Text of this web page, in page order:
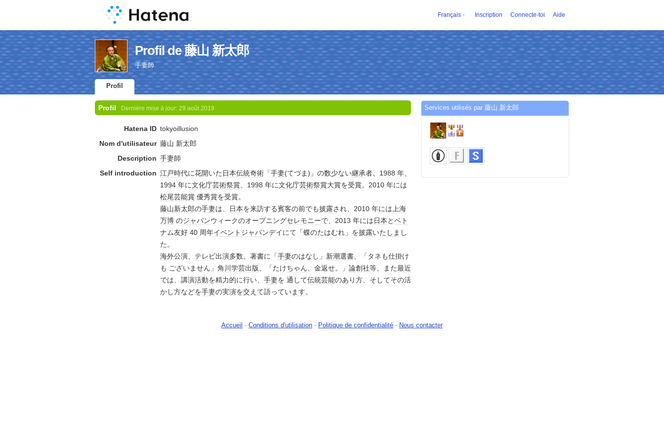
Français Inscription Connecte-toi Aide
Profil de 藤山 新太郎
手妻師
Profil
Profil Dernière mise à jour: 29 août 2019
Hatena ID tokyoillusion
Nom d'utilisateur 藤山 新太郎
Description 手妻師
Self introduction 江戸時代に花開いた 日本伝統奇術 「手妻(てづま)」の数少ない継承者。1988 年、
1994 年に文化庁芸術祭賞、1998 年に文化庁芸術祭賞大賞を受賞。2010 年には
松尾芸能賞 優秀賞を受賞。
藤山新太郎の手妻は、 日本を来訪する賓客の前でも披露され、2010 年には上海
万博 のジャパンウィークのオープニングセレモニーで、2013 年には日本とベト
ナム友好 40 周年イベント ジャパンデイにて「蝶のたはむれ」を披露いた しま し
た。
海外公演、 テレビ出演多数。著書に「手妻のはなし」 新潮選書、「タネも仕掛け
も ございません」 角川学芸出版、「たけちゃん、金返せ。」 論創社等、また最近
では、講演活動を精力的に行い、 手妻を 通して伝統芸能のあり方、そしてその活
かし方などを手妻の実演を交えて語っています。
Services utilisés par 藤山 新太郎
Accueil - Conditions d'utilisation - Politique de confidentialité - Nous contacter